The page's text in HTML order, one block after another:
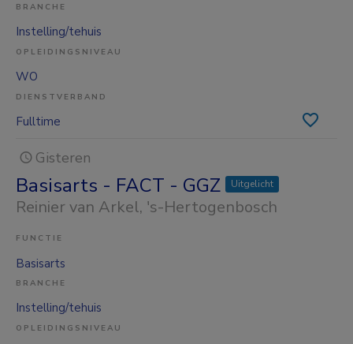
BRANCHE
Instelling/tehuis
OPLEIDINGSNIVEAU
WO
DIENSTVERBAND
Fulltime
Gisteren
Basisarts - FACT - GGZ Uitgelicht
Reinier van Arkel, 's-Hertogenbosch
FUNCTIE
Basisarts
BRANCHE
Instelling/tehuis
OPLEIDINGSNIVEAU